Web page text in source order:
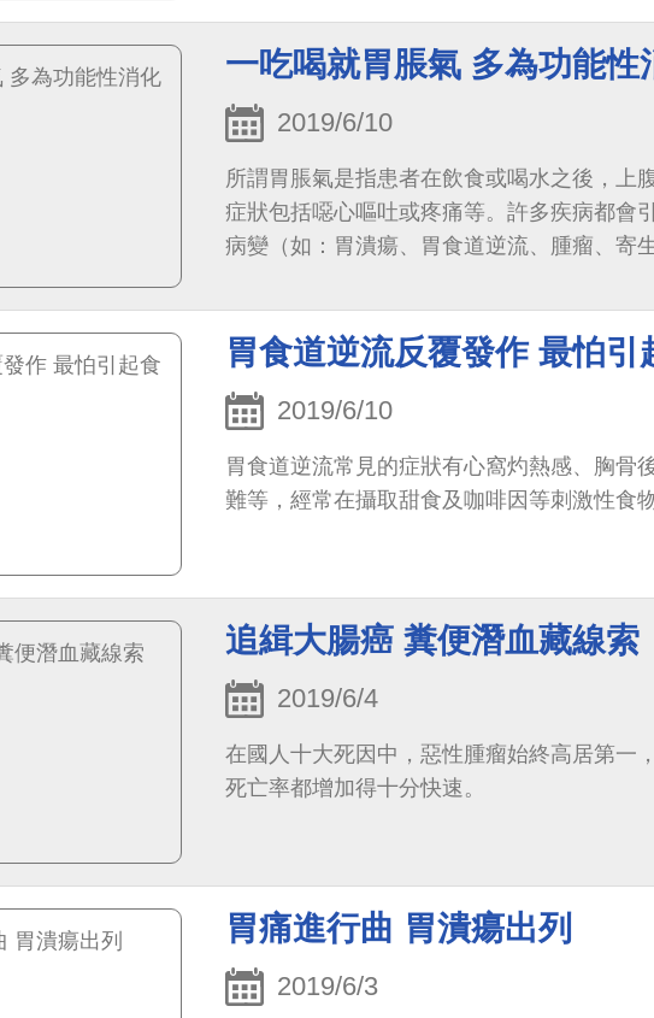
一吃喝就胃脹氣 多為功能性
2019/6/10
所謂胃脹氣是指患者在飲食或喝水之後，上
症狀包括噁心嘔吐或疼痛等。許多疾病都會
病變（如：胃潰瘍、胃食道逆流、腫瘤、寄
胃食道逆流反覆發作 最怕引
2019/6/10
胃食道逆流常見的症狀有心窩灼熱感、胸骨
難等，經常在攝取甜食及咖啡因等刺激性食
追緝大腸癌 糞便潛血藏線索
2019/6/4
在國人十大死因中，惡性腫瘤始終高居第一
死亡率都增加得十分快速。
胃痛進行曲 胃潰瘍出列
2019/6/3